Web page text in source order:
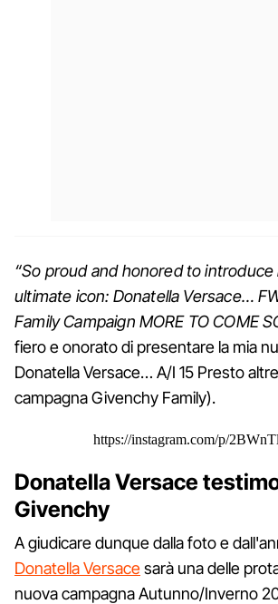
“So proud and honored to
ultimate icon: Donatella Versace…
Family Campaign MORE TO COME
fiero e onorato di presentare la mia
Donatella Versace… A/I 15 Presto
campagna Givenchy Family).
https://instagram.com/p/
Donatella Versace
Givenchy
A giudicare dunque dalla foto e
Donatella Versacesarà una delle
nuova campagna Autunno/Inverno